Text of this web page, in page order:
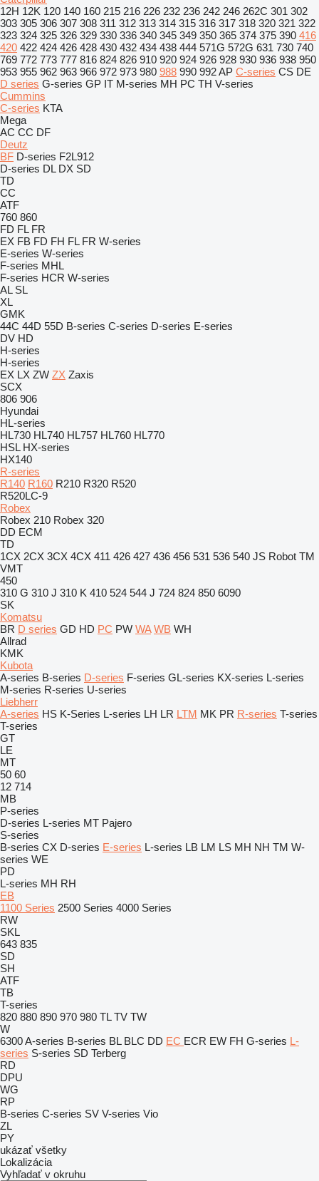
12H 12K 120 140 160 215 216 226 232 236 242 246 262C 301 302
303 305 306 307 308 311 312 313 314 315 316 317 318 320 321 322
323 324 325 326 329 330 336 340 345 349 350 365 374 375 390 416
420 422 424 426 428 430 432 434 438 444 571G 572G 631 730 740
769 772 773 777 816 824 826 910 920 924 926 928 930 936 938 950
953 955 962 963 966 972 973 980 988 990 992AP C-series CS DE
D series G-series GP IT M-series MH PC TH V-series
Cummins
C-series KTA
Mega
AC CC DF
Deutz
BF D-series F2L912
D-series DL DX SD
TD
CC
ATF
760 860
FD FL FR
EX FB FD FH FL FR W-series
E-series W-series
F-series MHL
F-series HCR W-series
AL SL
XL
GMK
44C 44D 55D B-series C-series D-series E-series
DV HD
H-series
H-series
EX LX ZW ZX Zaxis
SCX
806 906
Hyundai
HL-series
HL730 HL740 HL757 HL760 HL770
HSL HX-series
HX140
R-series
R140 R160 R210 R320 R520
R520LC-9
Robex
Robex 210 Robex 320
DD ECM
TD
1CX 2CX 3CX 4CX 411 426 427 436 456 531 536 540 JS Robot TM
VMT
450
310 G 310 J 310 K 410 524 544 J 724 824 850 6090
SK
Komatsu
BR D series GD HD PC PW WA WB WH
Allrad
KMK
Kubota
A-series B-series D-series F-series GL-series KX-series L-series
M-series R-series U-series
Liebherr
A-series HS K-Series L-series LH LR LTM MK PR R-series T-series
T-series
GT
LE
MT
50 60
12 714
MB
P-series
D-series L-series MT Pajero
S-series
B-series CX D-series E-series L-series LB LM LS MH NH TM W-
series WE
PD
L-series MH RH
EB
1100 Series 2500 Series 4000 Series
RW
SKL
643 835
SD
SH
ATF
TB
T-series
820 880 890 970 980 TL TV TW
W
6300A-series B-series BL BLC DD EC ECR EW FH G-series L-
series S-series SD Terberg
RD
DPU
WG
RP
B-series C-series SV V-series Vio
ZL
PY
ukázať všetky
Lokalizácia
Vyhľadať v okruhu